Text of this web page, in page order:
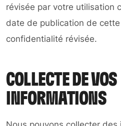
révisée par votre utilisation
date de publication de
confidentialité révisée.
COLLECTE DE VOS
INFORMATIONS